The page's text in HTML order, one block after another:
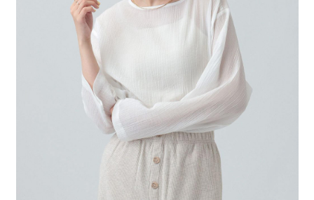
買賣價金債權讓與本公司後，依約使用本公司帳單繳交帳款。
2.基於同意付款使用「大哥付你分期」之契約關係目的，商店將以您的個人
資料（包含姓名、電話或地址）提供予台灣大哥大進項蒐集、處理及利用，
由本公司與您本人進行分期帳單所需資料之確認、核對及更正。
3.完整用戶服務條款，請詳閱以下連結：
https://oppay.tw/userRule
後付繳納相關費用。
※ 交易是否成功請以「AFTEE先享後付 」之結帳頁面顯示為準，若有關於
是否繳費成功／繳費後需取消欲退款等相關疑問，請聯繫「AFTEE先享後付
https://netprotections.freshdesk.com/support/home
１．透過由恩沛科技股份有限公司提供之「AFTEE先享後付」服務完成之交
易，需依本服務之必要範圍內提供個人資料，並將交易相關給付款項請求債
權轉讓予恩沛科技股份有限公司。
２．關於個人資料處理事宜，請瀏覽以下網址：https://aftee.tw/terms/#terms3
３．未成年的使用者請事先徵得法定代理人或監護人之同意方可使用
「AFTEE先享後付」，若未經同意申辦者引起之損失，本公司不負相關責
４．使用「AFTEE先享後付」時，將依據個別帳號之用戶狀況，依本公司即
時審查核予不同之上限額度；若仍有額度不足之情形，本公司將視審查結果
每筆NT$80，滿NT$1,500(含以上)免運費
每筆NT$80，滿NT$1,500(含以上)免運費